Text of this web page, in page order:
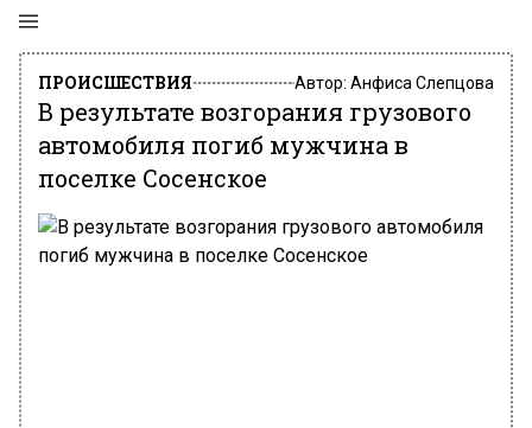
ПРОИСШЕСТВИЯ Автор: Анфиса Слепцова
В результате возгорания грузового
автомобиля погиб мужчина в
поселке Сосенское